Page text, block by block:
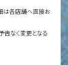
は各店舗へ直接お
なく変更となる